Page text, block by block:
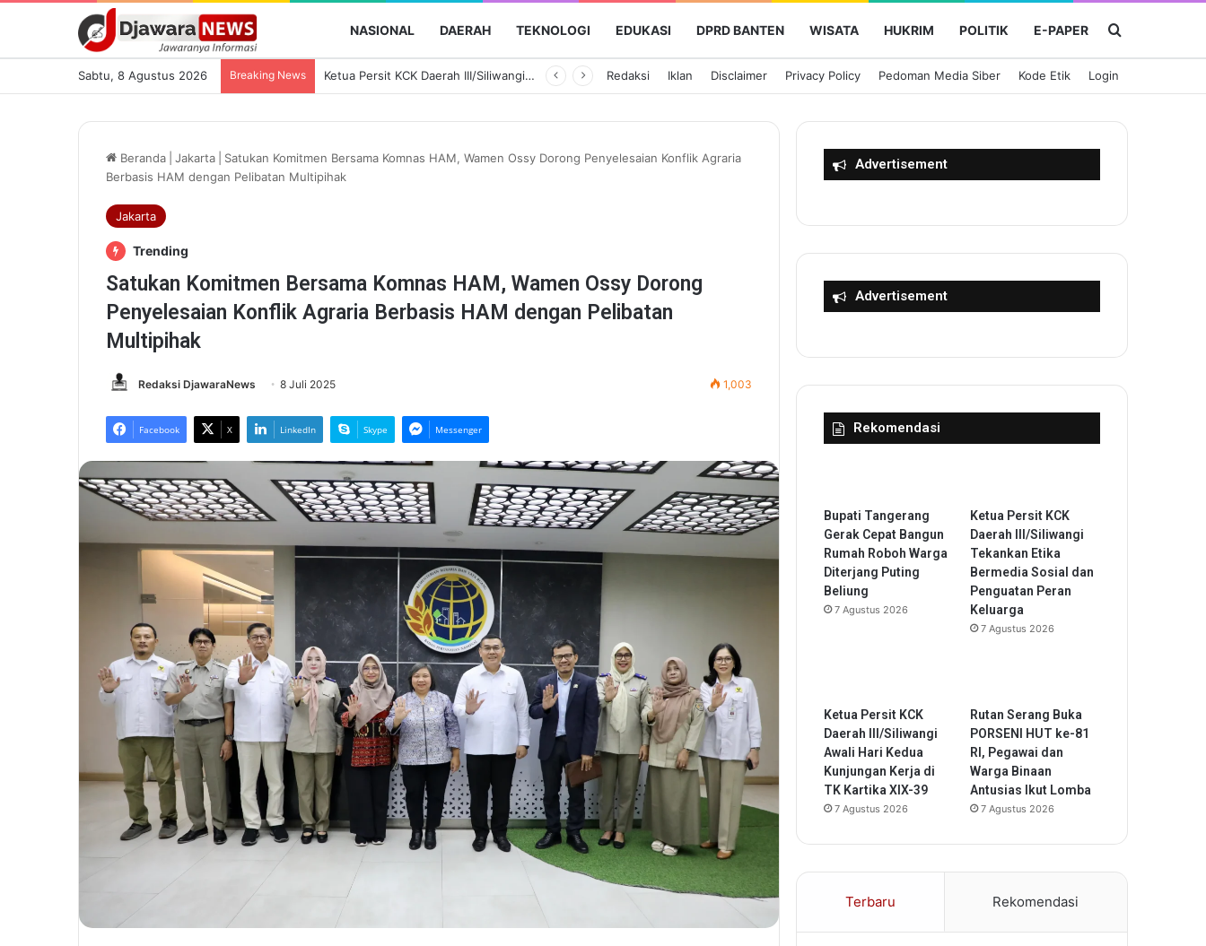
NASIONAL DAERAH TEKNOLOGI EDUKASI DPRD BANTEN WISATA HUKRIM POLITIK E-PAPER Cari Berita
Sabtu, 8 Agustus 2026 Breaking News Ketua Persit KCK Daerah III/Siliwangi Awali Hari Kedua Kunjungan Kerja di TK Kartika XIX-39 Redaksi Iklan Disclaimer Privacy Policy Pedoman Media Siber Kode Etik Login
Beranda Jakarta
Satukan Komitmen Bersama Komnas HAM, Wamen Ossy Dorong Penyelesaian Konflik Agraria
Berbasis HAM dengan Pelibatan Multipihak
Jakarta
Trending
Satukan Komitmen Bersama Komnas HAM, Wamen Ossy Dorong
Penyelesaian Konflik Agraria Berbasis HAM dengan Pelibatan
Multipihak
Redaksi DjawaraNews 8 Juli 2025 1,003
Facebook X LinkedIn Skype Messenger
Advertisement
Advertisement
Rekomendasi
Bupati Tangerang
Gerak Cepat Bangun
Rumah Roboh Warga
Diterjang Puting
Beliung
7 Agustus 2026
Ketua Persit KCK
Daerah III/Siliwangi
Tekankan Etika
Bermedia Sosial dan
Penguatan Peran
Keluarga
7 Agustus 2026
Ketua Persit KCK
Daerah III/Siliwangi
Awali Hari Kedua
Kunjungan Kerja di
TK Kartika XIX-39
7 Agustus 2026
Rutan Serang Buka
PORSENI HUT ke-81
RI, Pegawai dan
Warga Binaan
Antusias Ikut Lomba
7 Agustus 2026
Terbaru Rekomendasi